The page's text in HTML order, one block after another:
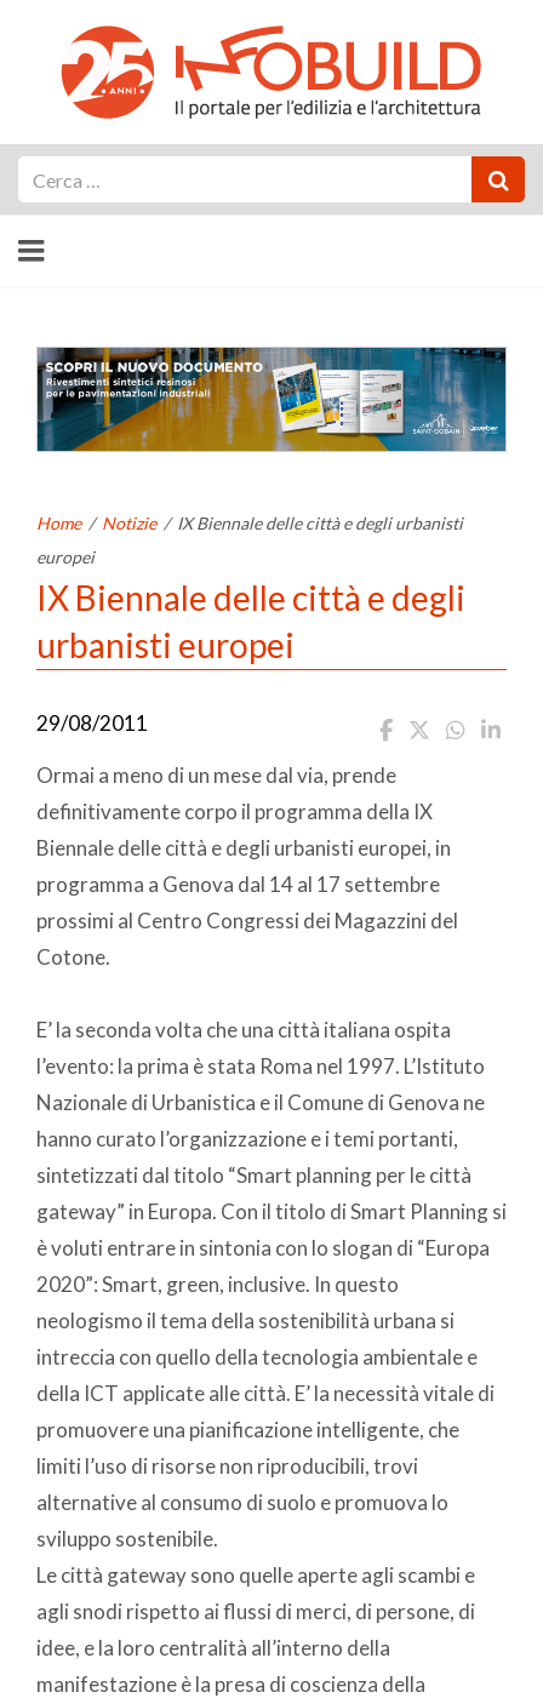
Home / Notizie / IX Biennale delle città e degli urbanisti
europei
IX Biennale delle città e degli
urbanisti europei
29/08/2011
Ormai a meno di un mese dal via, prende
definitivamente corpo il programma della IX
Biennale delle città e degli urbanisti europei, in
programma a Genova dal 14 al 17 settembre
prossimi al Centro Congressi dei Magazzini del
Cotone.
E’ la seconda volta che una città italiana ospita
l’evento: la prima è stata Roma nel 1997. L’Istituto
Nazionale di Urbanistica e il Comune di Genova ne
hanno curato l’organizzazione e i temi portanti,
sintetizzati dal titolo “Smart planning per le città
gateway” in Europa. Con il titolo di Smart Planning si
è voluti entrare in sintonia con lo slogan di “Europa
2020”: Smart, green, inclusive. In questo
neologismo il tema della sostenibilità urbana si
intreccia con quello della tecnologia ambientale e
della ICT applicate alle città. E’ la necessità vitale di
promuovere una pianificazione intelligente, che
limiti l’uso di risorse non riproducibili, trovi
alternative al consumo di suolo e promuova lo
sviluppo sostenibile.
Le città gateway sono quelle aperte agli scambi e
agli snodi rispetto ai flussi di merci, di persone, di
idee, e la loro centralità all’interno della
manifestazione è la presa di coscienza della